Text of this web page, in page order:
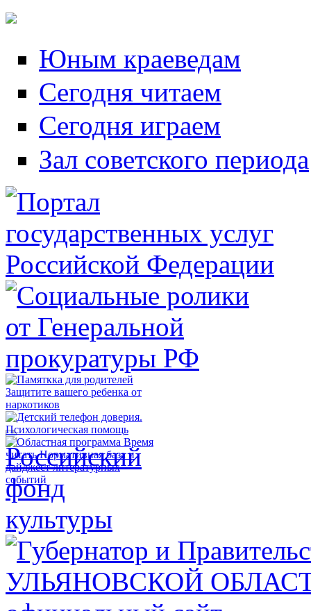
Юным краеведам
Сегодня читаем
Сегодня играем
Зал советского периода